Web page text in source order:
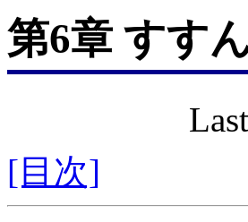
第6章 すす
[目次]